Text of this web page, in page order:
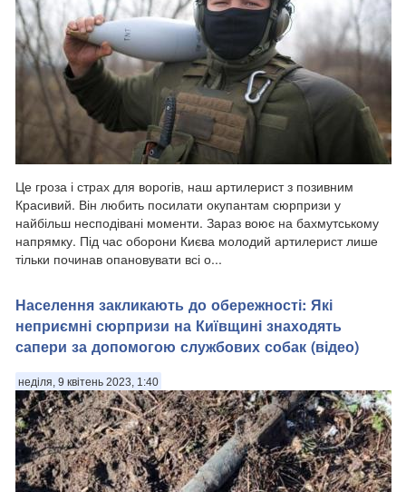
Це гроза і страх для ворогів, наш артилерист з позивним
Красивий. Він любить посилати окупантам сюрпризи у
найбільш несподівані моменти. Зараз воює на бахмутському
напрямку. Під час оборони Києва молодий артилерист лише
тільки починав опановувати всі о...
Населення закликають до обережності: Які
неприємні сюрпризи на Київщині знаходять
сапери за допомогою службових собак (відео)
неділя, 9 квітень 2023, 1:40